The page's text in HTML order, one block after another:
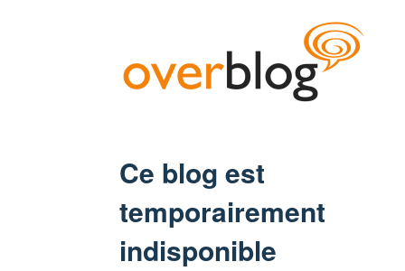
Ce blog est
temporairement
indisponible